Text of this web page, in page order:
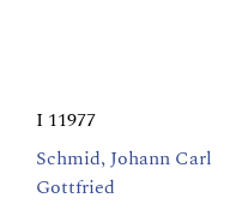
I 11977
Schmid, Johann Carl
Gottfried